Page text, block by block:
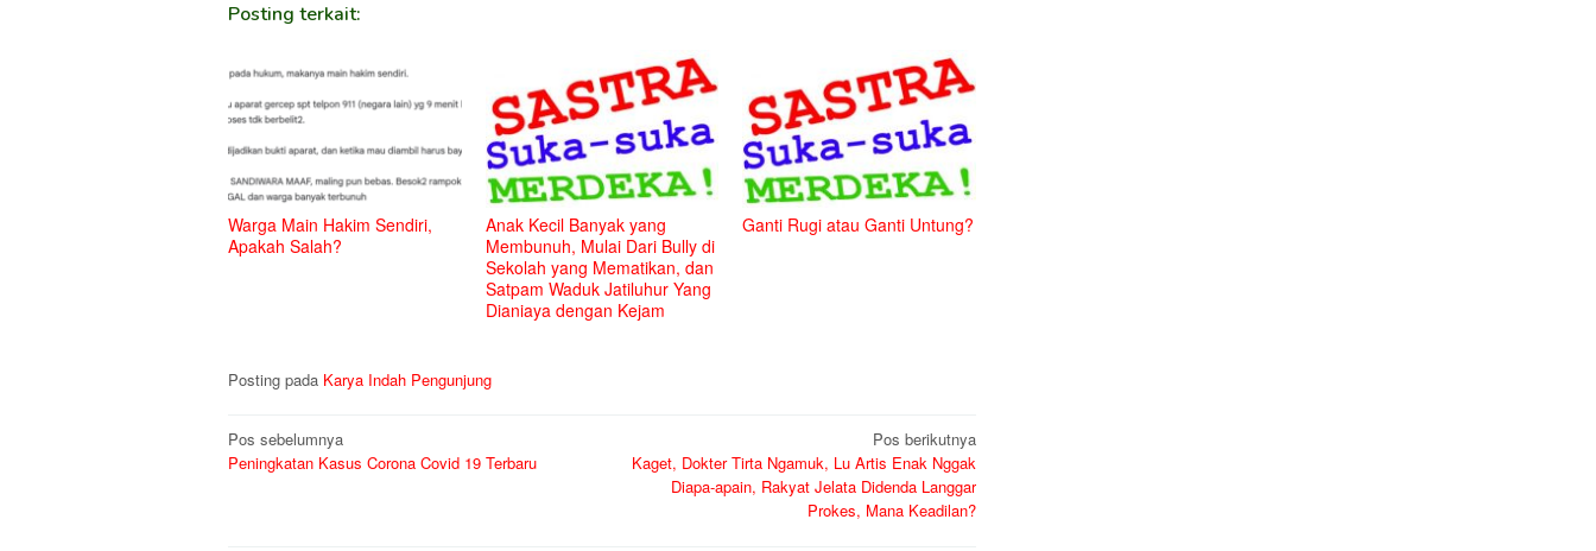
Posting terkait:
Warga Main Hakim Sendiri,
Apakah Salah?
Anak Kecil Banyak yang
Membunuh, Mulai Dari Bully di
Sekolah yang Mematikan, dan
Satpam Waduk Jatiluhur Yang
Dianiaya dengan Kejam
Ganti Rugi atau Ganti Untung?
Posting pada Karya Indah Pengunjung
Navigasi
pos
Pos sebelumnya
Peningkatan Kasus Corona Covid 19 Terbaru
Pos berikutnya
Kaget, Dokter Tirta Ngamuk, Lu Artis Enak Nggak
Diapa-apain, Rakyat Jelata Didenda Langgar
Prokes, Mana Keadilan?